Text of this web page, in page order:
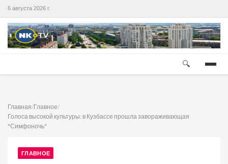
6 августа 2026 г.
🔍
Главная/Главное/
Голоса высокой культуры: в Кузбассе прошла завораживающая
"Симфоночь"
ГЛАВНОЕ